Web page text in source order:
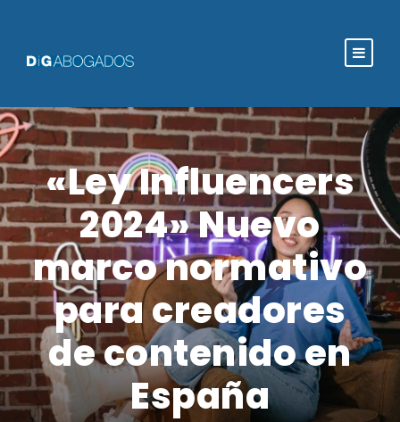
«Ley Influencers
2024» Nuevo
marco normativo
para creadores
de contenido en
España